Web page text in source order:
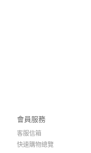
會員服務
客服信箱
快速購物總覽